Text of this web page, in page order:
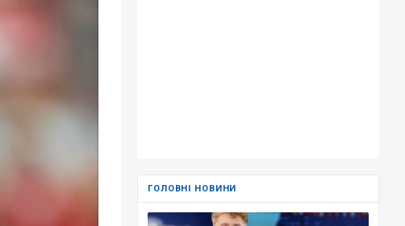
ГОЛОВНІ НОВИНИ